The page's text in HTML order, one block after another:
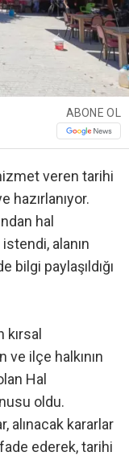
ABONE OL
veren tarihi
hazırlanıyor.
hal
alanın
bilgi paylaşıldığı
kırsal
ve ilçe halkının
Hal
oldu.
alınacak kararlar
ederek, tarihi